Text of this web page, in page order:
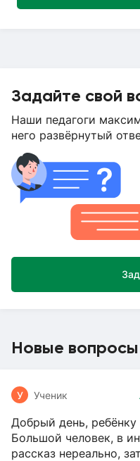
Задайте свой
Наши педагоги
него развёрнутый
Новые вопросы
У Ученик
Добрый день,
Большой человек, в
рассказ нереально,